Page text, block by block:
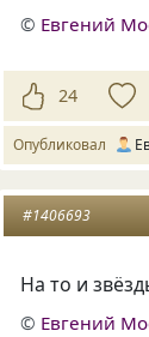
© Евгений
24
Опубликовал
#1406693
На то и
© Евгений